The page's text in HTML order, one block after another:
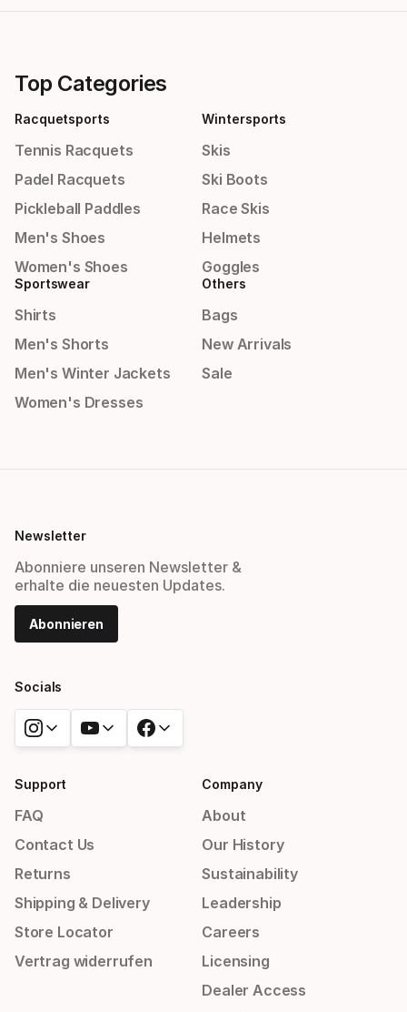
Top Categories
Racquetsports
Tennis Racquets
Padel Racquets
Pickleball Paddles
Men's Shoes
Women's Shoes
Wintersports
Skis
Ski Boots
Race Skis
Helmets
Goggles
Sportswear
Shirts
Men's Shorts
Men's Winter Jackets
Women's Dresses
Others
Bags
New Arrivals
Sale
Newsletter
Abonniere unseren Newsletter &
erhalte die neuesten Updates.
Abonnieren
Socials
Support
FAQ
Contact Us
Returns
Shipping & Delivery
Store Locator
Vertrag widerrufen
Company
About
Our History
Sustainability
Leadership
Careers
Licensing
Dealer Access